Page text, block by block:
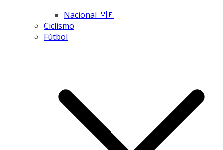
Nacional 🇻🇪
Ciclismo
Fútbol